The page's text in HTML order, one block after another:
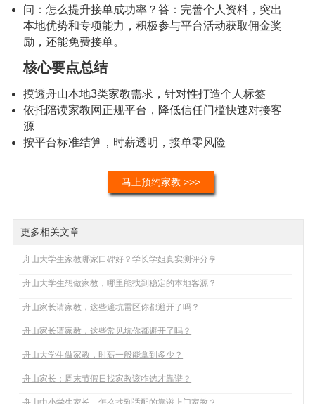
问：怎么提升接单成功率？答：完善个人资料，突出
本地优势和专项能力，积极参与平台活动获取佣金奖
励，还能免费接单。
核心要点总结
摸透舟山本地3类家教需求，针对性打造个人标签
依托陪读家教网正规平台，降低信任门槛快速对接客
源
按平台标准结算，时薪透明，接单零风险
马上预约家教 >>>
更多相关文章
舟山大学生家教哪家口碑好？学长学姐真实测评分享
舟山大学生想做家教，哪里能找到稳定的本地客源？
舟山家长请家教，这些避坑雷区你都避开了吗？
舟山家长请家教，这些常见坑你都避开了吗？
舟山大学生做家教，时薪一般能拿到多少？
舟山家长：周末节假日找家教该咋选才靠谱？